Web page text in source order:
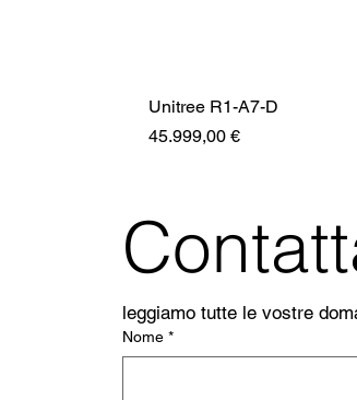
Unitree R1-A7-D
Prezzo
45.999,00 €
leggiamo tutte le vostre
Nome *